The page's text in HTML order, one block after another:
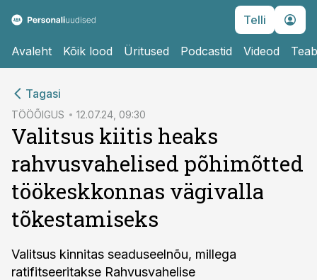
Telli
Avaleht Kõik lood Üritused Podcastid Videod
Tagasi
TÖÖÕIGUS 12.07.24, 09:30
Valitsus kiitis heaks
rahvusvahelised põhimõtted
töökeskkonnas vägivalla
tõkestamiseks
Valitsus kinnitas seaduseelnõu, millega
ratifitseeritakse Rahvusvahelise